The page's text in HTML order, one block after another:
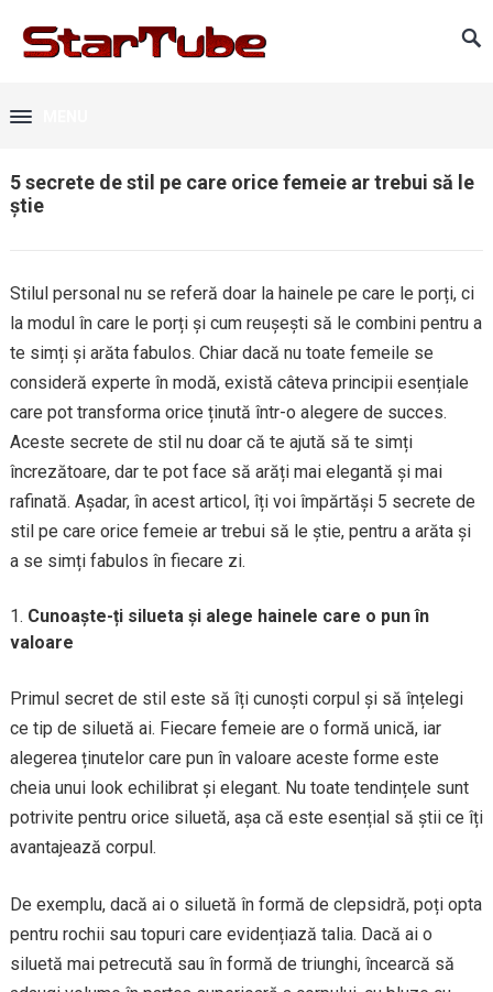
5 secrete de stil pe care orice femeie ar trebui să le
știe
Stilul personal nu se referă doar la hainele pe care le porți, ci
la modul în care le porți și cum reușești să le combini pentru a
te simți și arăta fabulos. Chiar dacă nu toate femeile se
consideră experte în modă, există câteva principii esențiale
care pot transforma orice ținută într-o alegere de succes.
Aceste secrete de stil nu doar că te ajută să te simți
încrezătoare, dar te pot face să arăți mai elegantă și mai
rafinată. Așadar, în acest articol, îți voi împărtăși 5 secrete de
stil pe care orice femeie ar trebui să le știe, pentru a arăta și
a se simți fabulos în fiecare zi.
Cunoaște-ți silueta și alege hainele care o pun în
valoare
Primul secret de stil este să îți cunoști corpul și să înțelegi
ce tip de siluetă ai. Fiecare femeie are o formă unică, iar
alegerea ținutelor care pun în valoare aceste forme este
cheia unui look echilibrat și elegant. Nu toate tendințele sunt
potrivite pentru orice siluetă, așa că este esențial să știi ce îți
avantajează corpul.
De exemplu, dacă ai o siluetă în formă de clepsidră, poți opta
pentru rochii sau topuri care evidențiază talia. Dacă ai o
siluetă mai petrecută sau în formă de triunghi, încearcă să